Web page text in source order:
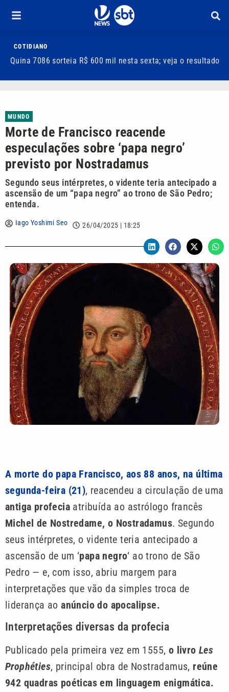
COTIDIANO
Quina 7086 sorteia R$ 600 mil nesta sexta; veja o resultado
MUNDO
Morte de Francisco reacende
especulações sobre ‘papa negro’
previsto por Nostradamus
Segundo seus intérpretes, o vidente teria antecipado a
ascensão de um “papa negro” ao trono de São Pedro;
entenda.
Iago Yoshimi Seo 26/04/2025 | 18:25
A morte do papa Francisco, aos 88 anos, na última
segunda-feira (21), reacendeu a circulação de uma
antiga profecia atribuída ao astrólogo francês
Michel de Nostredame, o Nostradamus. Segundo
seus intérpretes, o vidente teria antecipado a
ascensão de um ‘papa negro‘ ao trono de São
Pedro — e, com isso, abriu margem para
interpretações que vão da simples troca de
liderança ao anúncio do apocalipse.
Interpretações diversas da profecia
Publicado pela primeira vez em 1555, o livroLes
Prophéties, principal obra de Nostradamus, reúne
942 quadras poéticas em linguagem enigmática.